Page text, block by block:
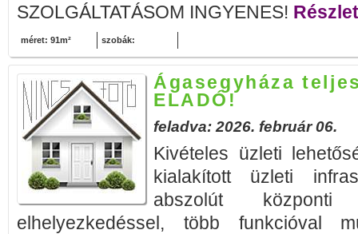
SZOLGÁLTATÁSOM INGYENES!
méret: 91m² szobák:
Ágasegyháza
ELADÓ!
feladva: 2026. február 06.
Kivételes üzleti
kialakított üzleti
abszolút központi
elhelyezkedéssel, több funkcióval